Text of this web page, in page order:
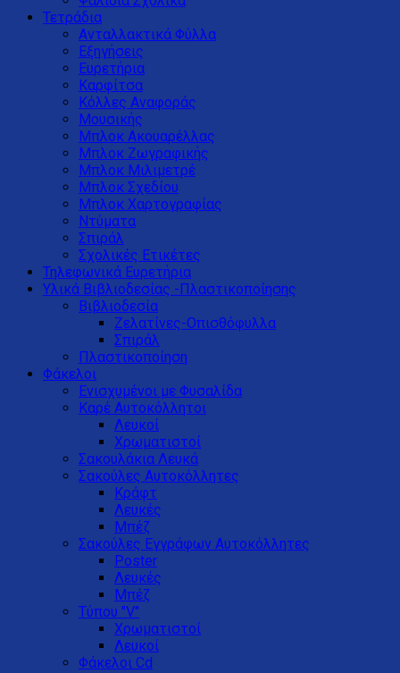
Τετράδια
Ανταλλακτικά Φύλλα
Εξηγήσεις
Ευρετήρια
Καρφίτσα
Κόλλες Αναφοράς
Μουσικής
Μπλοκ Ακουαρέλλας
Μπλοκ Ζωγραφικής
Μπλοκ Μιλιμετρέ
Μπλοκ Σχεδίου
Μπλοκ Χαρτογραφίας
Ντύματα
Σπιράλ
Σχολικές Ετικέτες
Τηλεφωνικά Ευρετήρια
Υλικά Βιβλιοδεσίας -Πλαστικοποίησης
Βιβλιοδεσία
Ζελατίνες-Οπισθόφυλλα
Σπιράλ
Πλαστικοποίηση
Φάκελοι
Ενισχυμένοι με Φυσαλίδα
Καρέ Αυτοκόλλητοι
Λευκοί
Χρωματιστοί
Σακουλάκια Λευκά
Σακούλες Αυτοκόλλητες
Κράφτ
Λευκές
Μπέζ
Σακούλες Εγγράφων Αυτοκόλλητες
Poster
Λευκές
Μπέζ
Τύπου "V"
Xρωματιστοί
Λευκοί
Φάκελοι Cd